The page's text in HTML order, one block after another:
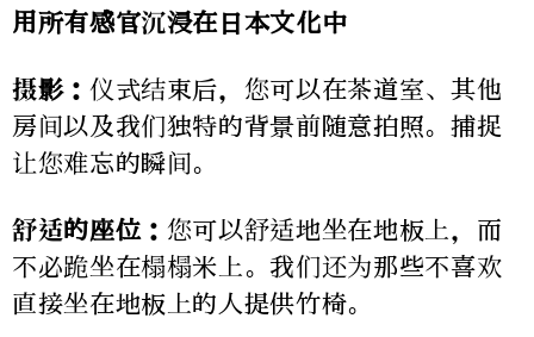
用所有感官沉浸在日本文化中
摄影： 仪式结束后，您可以在茶道室、其他
房间以及我们独特的背景前随意拍照。捕捉
让您难忘的瞬间。
舒适的座位： 您可以舒适地坐在地板上，而
不必跪坐在榻榻米上。我们还为那些不喜欢
直接坐在地板上的人提供竹椅。